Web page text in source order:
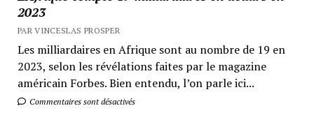
2023
PAR VINCESLAS PROSPER
Les milliardaires en Afrique sont au nombre de 19 en
2023, selon les révélations faites par le magazine
américain Forbes. Bien entendu, l’on parle ici...
Commentaires sont désactivés